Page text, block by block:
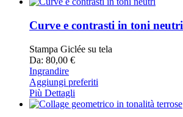
Curve e contrasti in toni neutri
Stampa Giclée su tela
Da: 80,00 €
Ingrandire
Aggiungi preferiti
Più Dettagli